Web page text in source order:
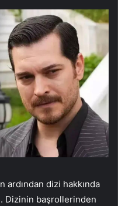
ardından dizi hakkında
Dizinin başrollerinden